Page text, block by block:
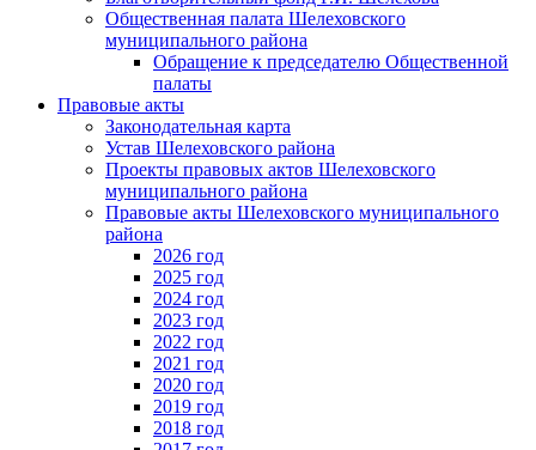
Общественная палата Шелеховского
муниципального района
Обращение к председателю Общественной
палаты
Правовые акты
Законодательная карта
Устав Шелеховского района
Проекты правовых актов Шелеховского
муниципального района
Правовые акты Шелеховского муниципального
района
2026 год
2025 год
2024 год
2023 год
2022 год
2021 год
2020 год
2019 год
2018 год